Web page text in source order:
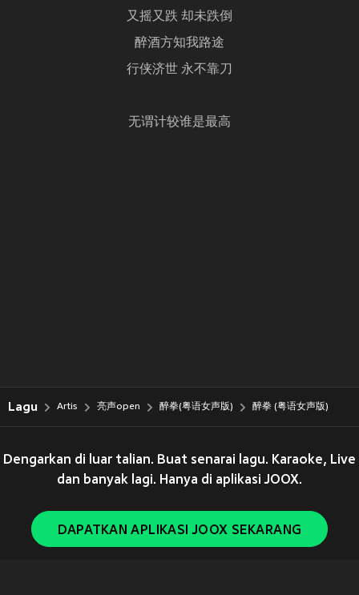
又摇又跌 却未跌倒
醉酒方知我路途
行侠济世 永不靠刀
无谓计较谁是最高
Lagu Artis 亮声open 醉拳(粤语女声版) 醉拳 (粤语女声版)
Dengarkan di luar talian. Buat senarai lagu. Karaoke, Live
dan banyak lagi. Hanya di aplikasi JOOX.
DAPATKAN APLIKASI JOOX SEKARANG